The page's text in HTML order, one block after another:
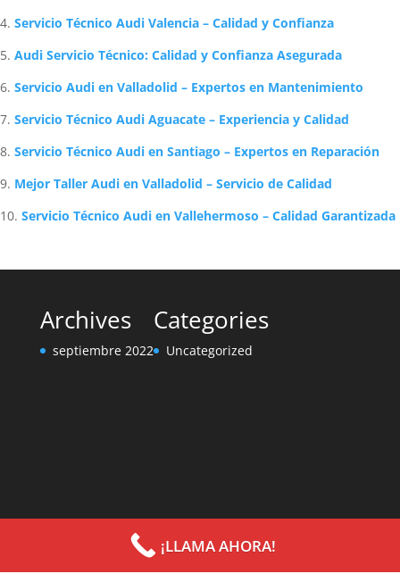
Servicio Técnico Audi Valencia – Calidad y Confianza
Audi Servicio Técnico: Calidad y Confianza Asegurada
Servicio Audi en Valladolid – Expertos en Mantenimiento
Servicio Técnico Audi Aguacate – Experiencia y Calidad
Servicio Técnico Audi en Santiago – Expertos en Reparación
Mejor Taller Audi en Valladolid – Servicio de Calidad
Servicio Técnico Audi en Vallehermoso – Calidad Garantizada
Archives
septiembre 2022
Categories
Uncategorized
¡LLAMA AHORA!